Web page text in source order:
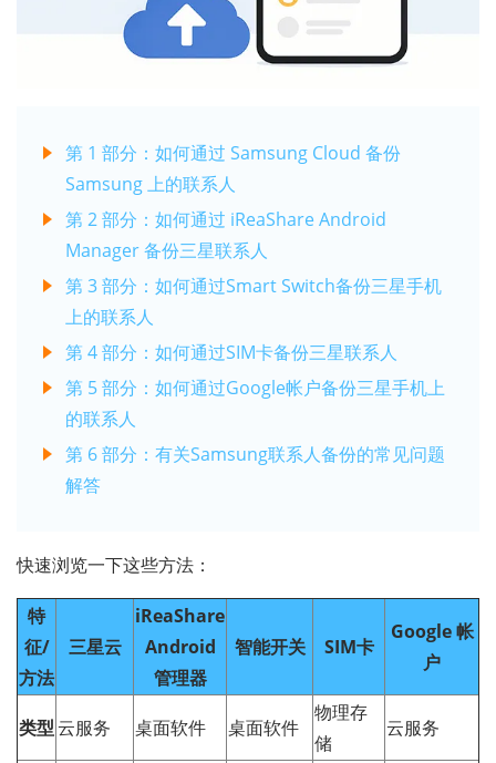
第 1 部分：如何通过 Samsung Cloud 备份
Samsung 上的联系人
第 2 部分：如何通过 iReaShare Android
Manager 备份三星联系人
第 3 部分：如何通过Smart Switch备份三星手机
上的联系人
第 4 部分：如何通过SIM卡备份三星联系人
第 5 部分：如何通过Google帐户备份三星手机上
的联系人
第 6 部分：有关Samsung联系人备份的常见问题
解答
快速浏览一下这些方法：
特
征/
方法
三星云
iReaShare
Android
管理器
智能开关 SIM卡
Google 帐
户
类型云服务 桌面软件 桌面软件
物理存
储
云服务